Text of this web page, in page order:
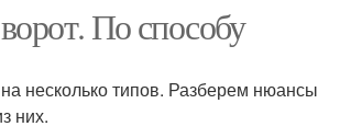
По способу
несколько типов. Разберем нюансы
них.